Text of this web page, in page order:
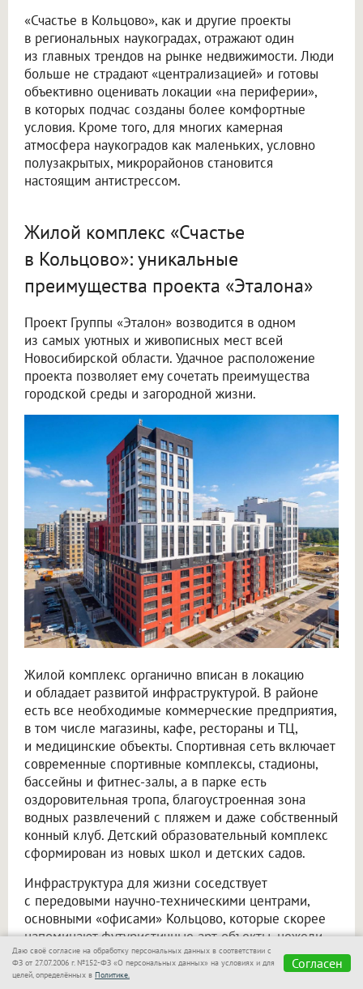
«Счастье в Кольцово», как и другие проекты
в региональных наукоградах, отражают один
из главных трендов на рынке недвижимости. Люди
больше не страдают «централизацией» и готовы
объективно оценивать локации «на периферии»,
в которых подчас созданы более комфортные
условия. Кроме того, для многих камерная
атмосфера наукоградов как маленьких, условно
полузакрытых, микрорайонов становится
настоящим антистрессом.
Жилой комплекс «Счастье
в Кольцово»: уникальные
преимущества проекта «Эталона»
Проект Группы «Эталон» возводится в одном
из самых уютных и живописных мест всей
Новосибирской области. Удачное расположение
проекта позволяет ему сочетать преимущества
городской среды и загородной жизни.
Жилой комплекс органично вписан в локацию
и обладает развитой инфраструктурой. В районе
есть все необходимые коммерческие предприятия,
в том числе магазины, кафе, рестораны и ТЦ,
и медицинские объекты. Спортивная сеть включает
современные спортивные комплексы, стадионы,
бассейны и фитнес-залы, а в парке есть
оздоровительная тропа, благоустроенная зона
водных развлечений с пляжем и даже собственный
конный клуб. Детский образовательный комплекс
сформирован из новых школ и детских садов.
Инфраструктура для жизни соседствует
с передовыми научно-техническими центрами,
основными «офисами» Кольцово, которые скорее
напоминают футуристичные арт-объекты, нежели
стереотипные промзоны. К примеру, сложная
архитектура местного Биотехнопарка превратила
Даю своё согласие на обработку персональных данных в соответствии с
ФЗ от 27.07.2006 г. №152-ФЗ «О персональных данных» на условиях и для
целей, определённых в Политике.
Согласен